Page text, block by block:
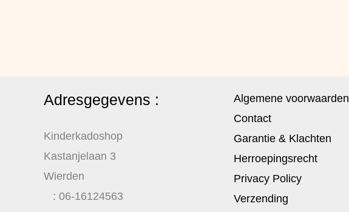
Adresgegevens :
Kinderkadoshop
Kastanjelaan 3
Wierden
: 06-16124563
Algemene voorwaarden
Contact
Garantie & Klachten
Herroepingsrecht
Privacy Policy
Verzending